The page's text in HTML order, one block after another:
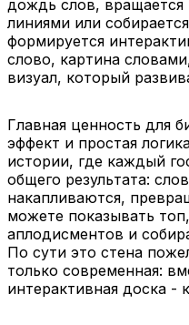
дождь слов, вращается
линиями или
формируется
слово, картина
визуал, который
Главная ценность для
эффект и простая
истории, где каждый
общего результата:
накапливаются,
можете показывать
аплодисментов и
По сути это стена
только современная:
интерактивная доска -